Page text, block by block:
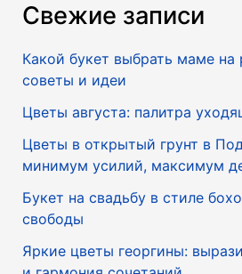
Свежие записи
Какой букет выбрать маме
советы и идеи
Цветы августа: палитра
Цветы в открытый грунт в
минимум усилий, максимум
Букет на свадьбу в стиле
свободы
Яркие цветы георгины: